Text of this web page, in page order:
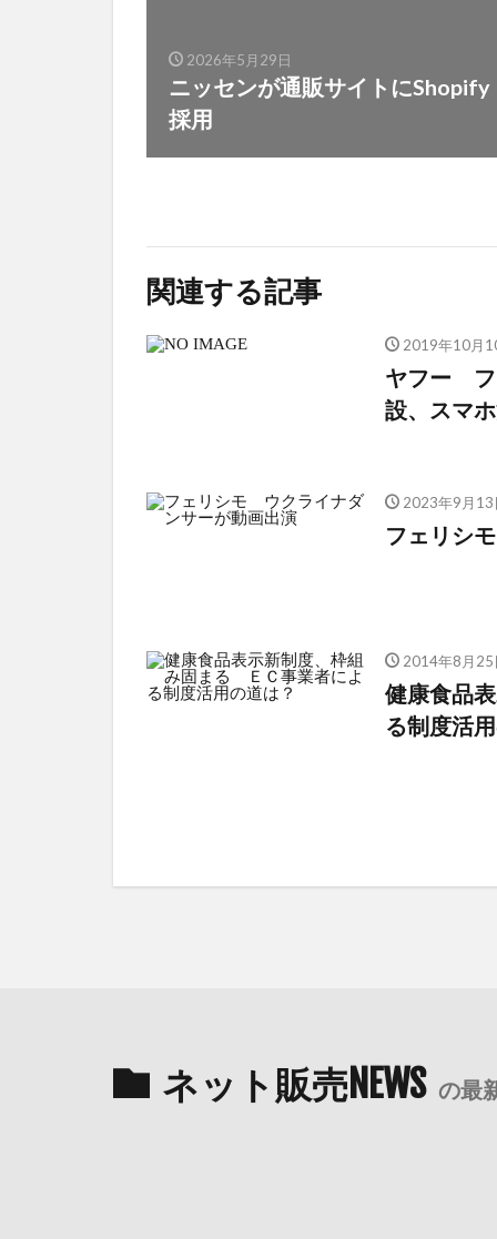
2026年5月29日
ニッセンが通販サイトにShopify
採用
関連する記事
2019年10月
ヤフー フ
設、スマ
2023年9月13
フェリシ
2014年8月25
健康食品
る制度活
ネット販売NEWS の最